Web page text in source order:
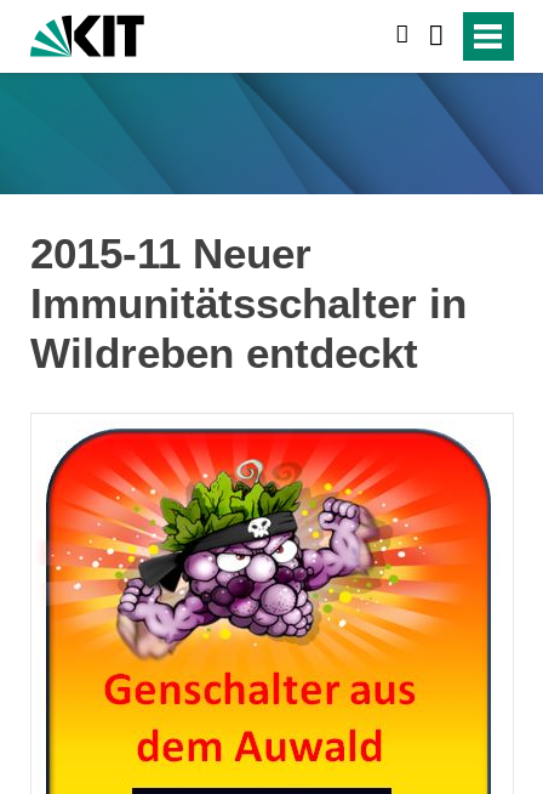
2015-11 Neuer
Immunitätsschalter in
Wildreben entdeckt